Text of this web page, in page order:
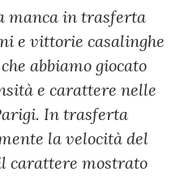
manca in trasferta
e vittorie casalinghe
abbiamo giocato
e carattere nelle
In trasferta
la velocità del
carattere mostrato